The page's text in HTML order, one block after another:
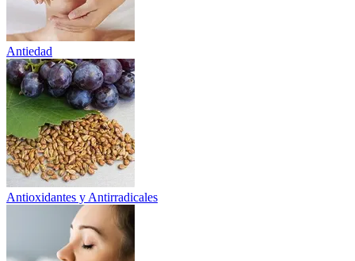
Antiedad
Antioxidantes y Antirradicales